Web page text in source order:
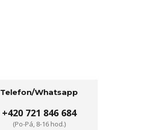
Telefon/Whatsapp
+420 721 846 684
(Po-Pá, 8-16 hod.)